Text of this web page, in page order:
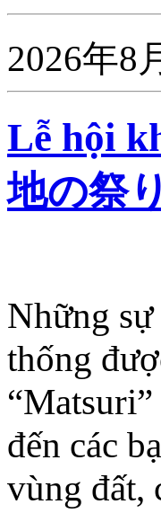
2026年8
Lễ hội
地の祭
Những
thống
đến các
vùng đất,